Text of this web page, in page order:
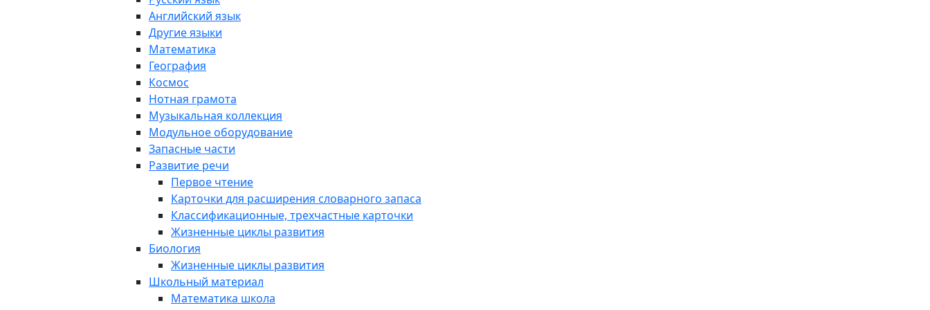
Английский язык
Другие языки
Математика
География
Космос
Нотная грамота
Музыкальная коллекция
Модульное оборудование
Запасные части
Развитие речи
Первое чтение
Карточки для расширения словарного запаса
Классификационные, трехчастные карточки
Жизненные циклы развития
Биология
Жизненные циклы развития
Школьный материал
Математика школа